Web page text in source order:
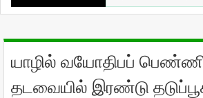
யாழில் வயோதிபப்
தடவையில் இரண்டு